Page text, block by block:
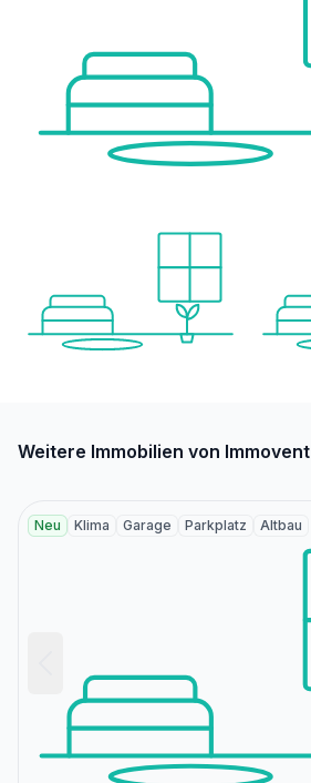
Weitere Immobilien von Immovent
Neu Klima Garage Parkplatz Altbau